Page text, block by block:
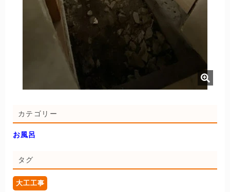
カテゴリー
お風呂
タグ
大工工事